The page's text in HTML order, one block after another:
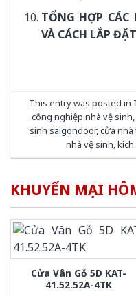
TỔNG HỢP
VÀ CÁCH LẮP ĐẶT
This entry was posted in
công nghiệp nhà vệ sinh,
sinh saigondoor,cửa nhà
nhà vệ sinh,
KHUYẾN MẠI
Cửa Vân Gỗ 5D KAT-
41.52.52A-4TK